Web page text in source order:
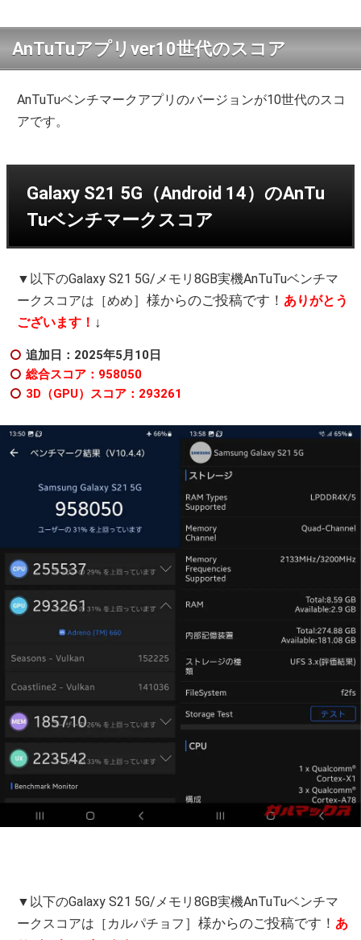
AnTuTuアプリver10世代のスコア
AnTuTuベンチマークアプリのバージョンが10世代のスコ
アです。
Galaxy S21 5G（Android 14）のAnTu
Tuベンチマークスコア
▼以下のGalaxy S21 5G/メモリ8GB実機AnTuTuベンチマ
ークスコアは［めめ］様からのご投稿です！ ありがとう
ございます！ ↓
追加日：2025年5月10日
総合スコア：958050
3D（GPU）スコア：293261
▼以下のGalaxy S21 5G/メモリ8GB実機AnTuTuベンチマ
ークスコアは［カルパチョフ ］様からのご投稿です！ あ